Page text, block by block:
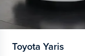
Toyota Yaris